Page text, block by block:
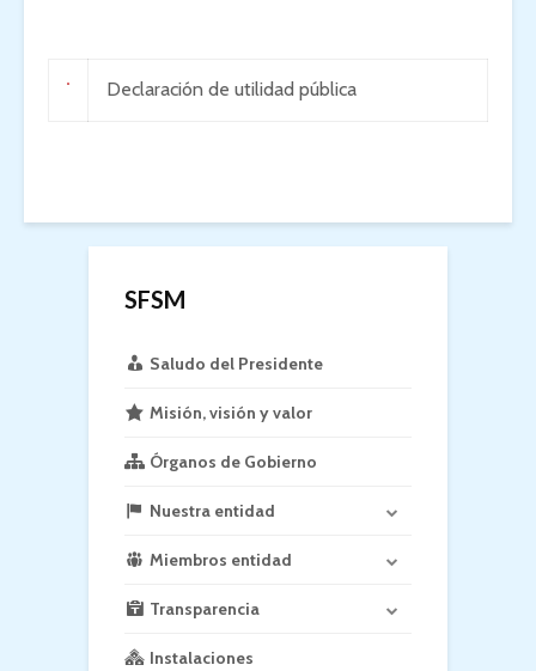
Declaración de utilidad pública
SFSM
Saludo del Presidente
Misión, visión y valor
Órganos de Gobierno
Nuestra entidad
Miembros entidad
Transparencia
Instalaciones